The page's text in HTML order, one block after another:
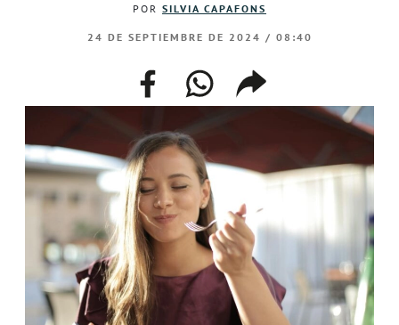
POR SILVIA CAPAFONS
24 DE SEPTIEMBRE DE 2024 / 08:40
facebookwhatsappcompartir
enlace